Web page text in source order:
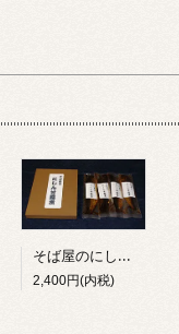
そば屋のにしん甘露煮（4ヶ入/箱）
2,400円(内税)